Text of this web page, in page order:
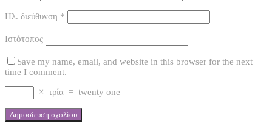
Ηλ. διεύθυνση *
Ιστότοπος
Save my name, email, and website in this browser for the next
time I comment.
× τρία = twenty one